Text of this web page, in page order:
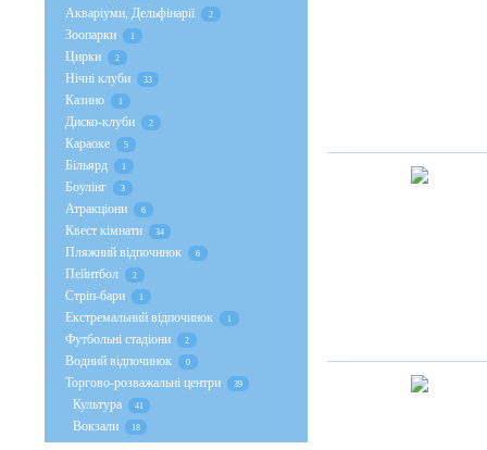
Акваріуми, Дельфінарії 2
Зоопарки 1
Цирки 2
Нічні клуби 33
Казино 1
Диско-клуби 2
Караоке 5
Більярд 1
Боулінг 3
Атракціони 6
Квест кімнати 34
Пляжний відпочинок 6
Пейнтбол 2
Стрiп-бари 1
Екстремальний відпочинок 1
Футбольні стадіони 2
Водний відпочинок 0
Торгово-розважальні центри 39
Культура 41
Вокзали 18